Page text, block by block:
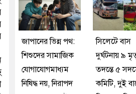
জাপানের ভিন্ন পথ:
শিশুদের সামাজিক
যোগাযোগমাধ্যম
নিষিদ্ধ নয়, নিরাপদ
সিলেটে বাস
দুর্ঘটনায় ৯
তদন্তে ৫
কমিটি, দুই